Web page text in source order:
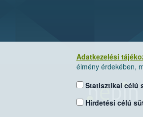
Adatkezelési
élmény érdekében,
Statisztikai célú
Hirdetési célú